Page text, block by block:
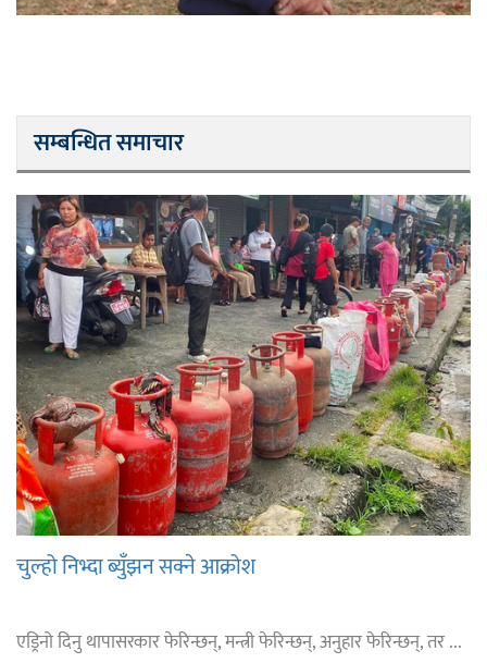
सम्बन्धित समाचार
चुल्हो निभ्दा ब्युँझन सक्ने आक्रोश
एड्रिनो दिनु थापासरकार फेरिन्छन्, मन्त्री फेरिन्छन्, अनुहार फेरिन्छन्, तर ...